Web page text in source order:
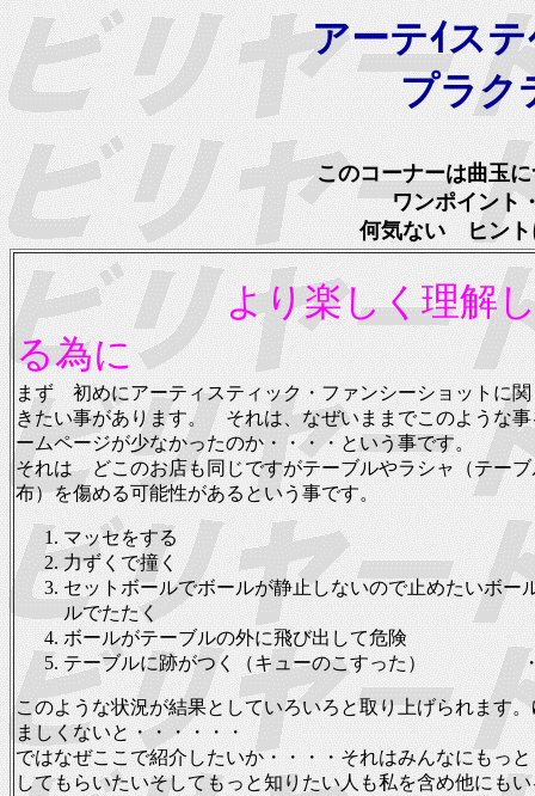
アーテｲス
プラク
このコーナーは曲玉
ワンポイント
何気ない ヒント
より楽しく理解
る為に
まず 初めにアーティスティック・ファンシーショットに
きたい事があります。 それは、なぜいままでこのような
ームページが少なかったのか・・・・という事です。
それは どこのお店も同じですがテーブルやラシャ（テー
布）を傷める可能性があるという事です。
マッセをする
力ずくで撞く
セットボールでボールが静止しないので止めたいボー
ルでたたく
ボールがテーブルの外に飛び出して危険
テーブルに跡がつく（キューのこすった） ・
このような状況が結果としていろいろと取り上げられます
ましくないと・・・・・・
ではなぜここで紹介したいか・・・・それはみんなにもっ
してもらいたいそしてもっと知りたい人も私を含め他にも